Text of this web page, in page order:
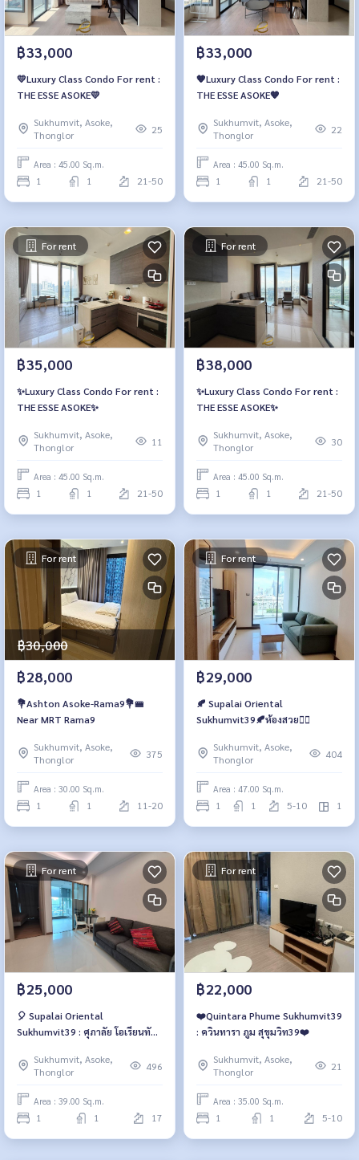
฿33,000
💛Luxury Class Condo For rent :
THE ESSE ASOKE💛
Sukhumvit, Asoke,
Thonglor
25
Area : 45.00 Sq.m.
1 1 21-50
฿33,000
🧡Luxury Class Condo For rent :
THE ESSE ASOKE🧡
Sukhumvit, Asoke,
Thonglor
22
Area : 45.00 Sq.m.
1 1 21-50
For rent
฿35,000
✨Luxury Class Condo For rent :
THE ESSE ASOKE✨
Sukhumvit, Asoke,
Thonglor
11
Area : 45.00 Sq.m.
1 1 21-50
For rent
฿38,000
✨Luxury Class Condo For rent :
THE ESSE ASOKE✨
Sukhumvit, Asoke,
Thonglor
30
Area : 45.00 Sq.m.
1 1 21-50
For rent
฿30,000
฿28,000
💐Ashton Asoke-Rama9💐🚝
Near MRT Rama9
Sukhumvit, Asoke,
Thonglor
375
Area : 30.00 Sq.m.
1 1 11-20
For rent
฿29,000
🍂 Supalai Oriental
Sukhumvit39🍂ห้องสวย❤️‍🔥
Sukhumvit, Asoke,
Thonglor
404
Area : 47.00 Sq.m.
1 1 5-10 1
For rent
฿25,000
🎈 Supalai Oriental
Sukhumvit39 : ศุภาลัย โอเรียนทัล
Sukhumvit, Asoke,
Thonglor
496
Area : 39.00 Sq.m.
1 1 17
For rent
฿22,000
❤️‍Quintara Phume Sukhumvit39
: ควินทารา ภูม สุขุมวิท39❤️‍
Sukhumvit, Asoke,
Thonglor
21
Area : 35.00 Sq.m.
1 1 5-10